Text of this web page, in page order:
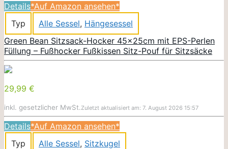
Details*Auf Amazon ansehen*
Typ
Alle Sessel, Hängesessel
Green Bean Sitzsack-Hocker 45x25cm mit EPS-Perlen
Füllung – Fußhocker Fußkissen Sitz-Pouf für Sitzsäcke
29,99 €
inkl. gesetzlicher MwSt.Zuletzt aktualisiert am: 7. August 2026 15:57
Details*Auf Amazon ansehen*
Typ
Alle Sessel, Sitzkugel